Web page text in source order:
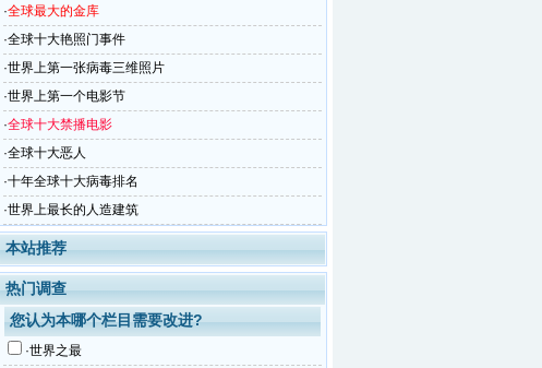
·全球最大的金库
·全球十大艳照门事件
·世界上第一张病毒三维照片
·世界上第一个电影节
·全球十大禁播电影
·全球十大恶人
·十年全球十大病毒排名
·世界上最长的人造建筑
本站推荐
热门调查
您认为本哪个栏目需要改进?
·世界之最